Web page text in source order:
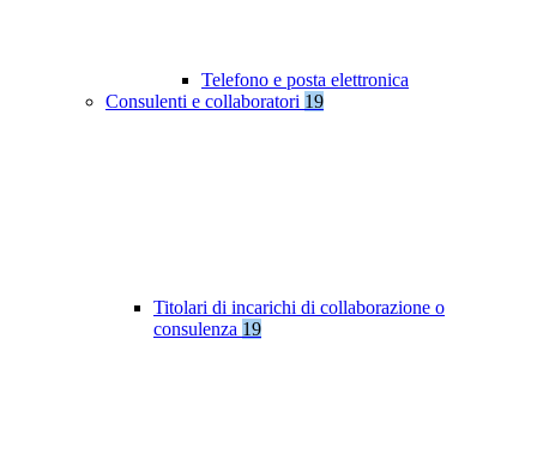
Telefono e posta elettronica
Consulenti e collaboratori 19
Titolari di incarichi di collaborazione o
consulenza 19